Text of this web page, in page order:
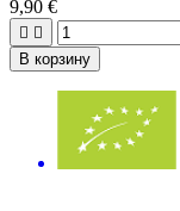
9,90 €
 
В корзину